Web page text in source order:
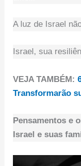
A luz de Israel
Israel, sua
VEJA TAMBÉM:
Transformarão
Pensamentos e
Israel e suas